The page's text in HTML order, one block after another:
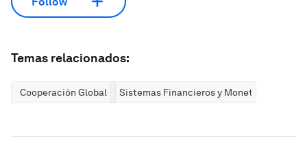
Temas relacionados:
Cooperación Global Sistemas Financieros y Monetarios